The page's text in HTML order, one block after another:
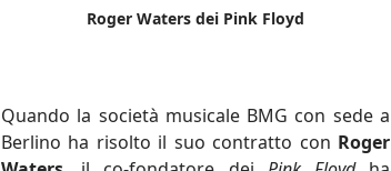
Roger Waters dei Pink Floyd
Quando la società musicale BMG con sede a
Berlino ha risolto il suo contratto con Roger